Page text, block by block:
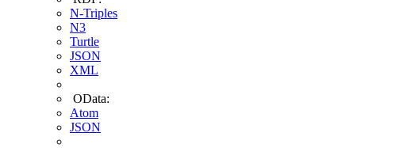
N-Triples
N3
Turtle
JSON
XML
OData:
Atom
JSON